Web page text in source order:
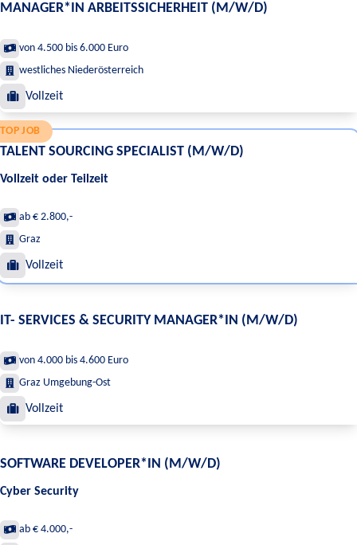
MANAGER*IN ARBEITSSICHERHEIT (M/W/D)
von 4.500 bis 6.000 Euro
westliches Niederösterreich
Vollzeit
TOP JOB
TALENT SOURCING SPECIALIST (M/W/D)
Vollzeit oder Teilzeit
ab € 2.800,-
Graz
Vollzeit
IT- SERVICES & SECURITY MANAGER*IN (M/W/D)
von 4.000 bis 4.600 Euro
Graz Umgebung-Ost
Vollzeit
SOFTWARE DEVELOPER*IN (M/W/D)
Cyber Security
ab € 4.000,-